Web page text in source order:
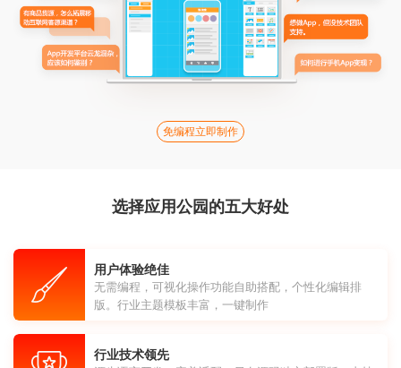
免编程立即制作
选择应用公园的五大好处
用户体验绝佳
无需编程，可视化操作功能自助搭配，个性化编辑排
版。行业主题模板丰富，一键制作
行业技术领先